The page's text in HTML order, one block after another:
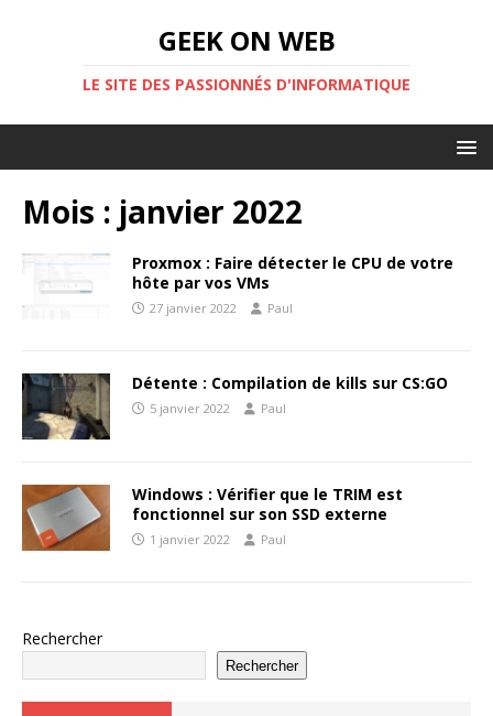
GEEK ON WEB
LE SITE DES PASSIONNÉS D'INFORMATIQUE
Mois : janvier 2022
Proxmox : Faire détecter le CPU de votre
hôte par vos VMs
27 janvier 2022 Paul
Détente : Compilation de kills sur CS:GO
5 janvier 2022 Paul
Windows : Vérifier que le TRIM est
fonctionnel sur son SSD externe
1 janvier 2022 Paul
Rechercher
Rechercher